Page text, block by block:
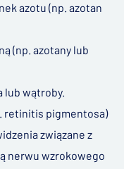
azotu (np. azotan
(np. azotany lub
lub wątroby.
retinitis pigmentosa)
związane z
nerwu wzrokowego